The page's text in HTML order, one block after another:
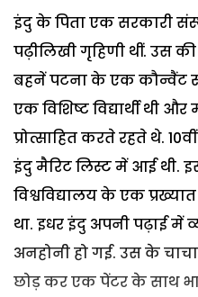
इंदु के पिता एक सरकारी
पढ़ीलिखी गृहिणी थीं. उस
बहनें पटना के एक कौन्वैंट
एक विशिष्ट विद्यार्थी थी
प्रोत्साहित करते रहते थे.
इंदु मैरिट लिस्ट में आई थी.
विश्वविद्यालय के एक
था. इधर इंदु अपनी पढ़ाई में
अनहोनी हो गई. उस के
छोड़ कर एक पेंटर के साथ